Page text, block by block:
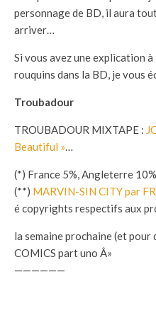
personnage de BD, il aura
arriver…
Si vous avez une explication
rouquins dans la BD, je vous
Troubadour
TROUBADOUR MIXTAPE :
Beautiful »…
(*) France 5%, Angleterre
(**) MARVIN-SIN CITYpar
é copyrights respectifs aux
la semaine prochaine (et pour
COMICS part uno Â»
——————